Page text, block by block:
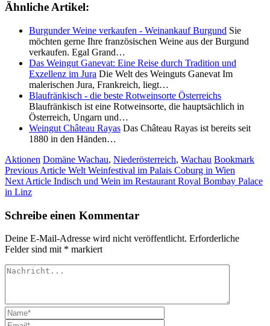
Ähnliche Artikel:
Burgunder Weine verkaufen - Weinankauf Burgund Sie
möchten gerne Ihre französischen Weine aus der Burgund
verkaufen. Egal Grand…
Das Weingut Ganevat: Eine Reise durch Tradition und
Exzellenz im Jura Die Welt des Weinguts Ganevat Im
malerischen Jura, Frankreich, liegt…
Blaufränkisch - die beste Rotweinsorte Österreichs
Blaufränkisch ist eine Rotweinsorte, die hauptsächlich in
Österreich, Ungarn und…
Weingut Château Rayas Das Château Rayas ist bereits seit
1880 in den Händen…
Aktionen Domäne Wachau, Niederösterreich, Wachau Bookmark
Previous Article Welt Weinfestival im Palais Coburg in Wien
Next Article Indisch und Wein im Restaurant Royal Bombay Palace
in Linz
Schreibe einen Kommentar
Deine E-Mail-Adresse wird nicht veröffentlicht. Erforderliche
Felder sind mit * markiert